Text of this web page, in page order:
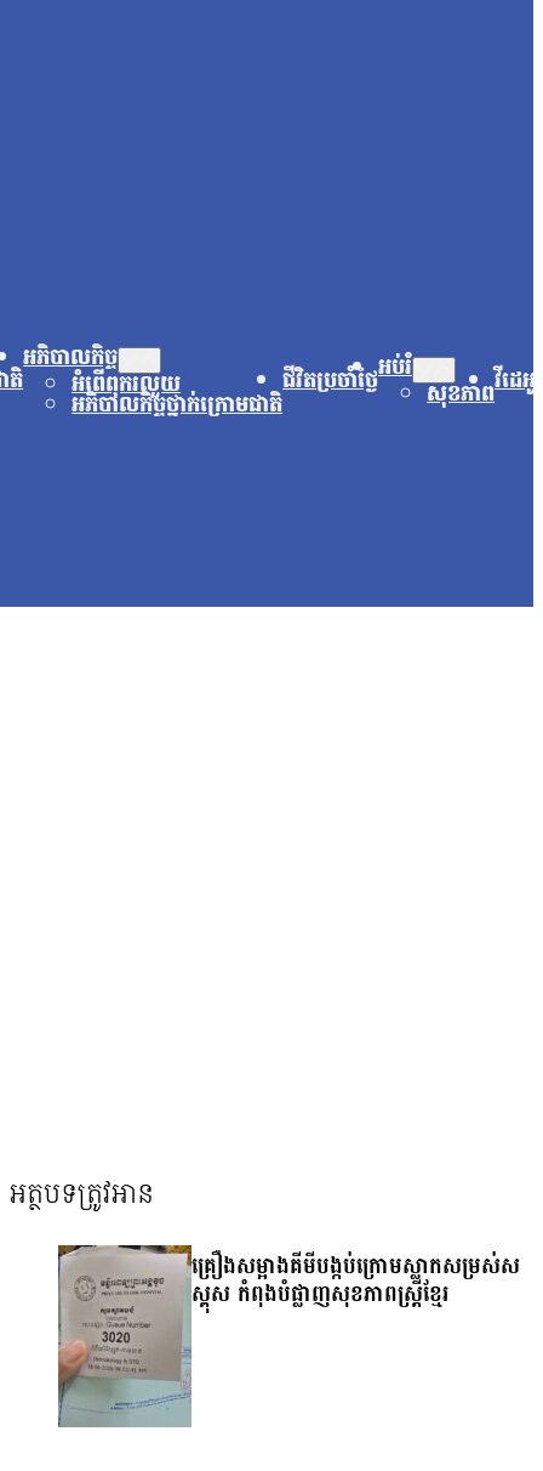
តិ
អភិបាលកិច្ច
អំពើពុករលួយ
អភិបាលកិច្ចថ្នាក់ក្រោមជាតិ
ជីវិតប្រចាំថ្ងៃអប់រំ
សុខភាពវីដេអូ
អត្ថបទត្រូវអាន
គ្រឿងសម្អាងគីមីបង្កប់ក្រោមស្លាកសម្រស់ស
ស្គុស កំពុងបំផ្លាញសុខភាពស្ត្រីខ្មែរ